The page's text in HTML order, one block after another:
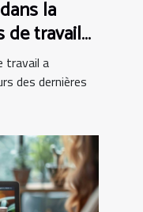
la
de travail
travail a
des dernières